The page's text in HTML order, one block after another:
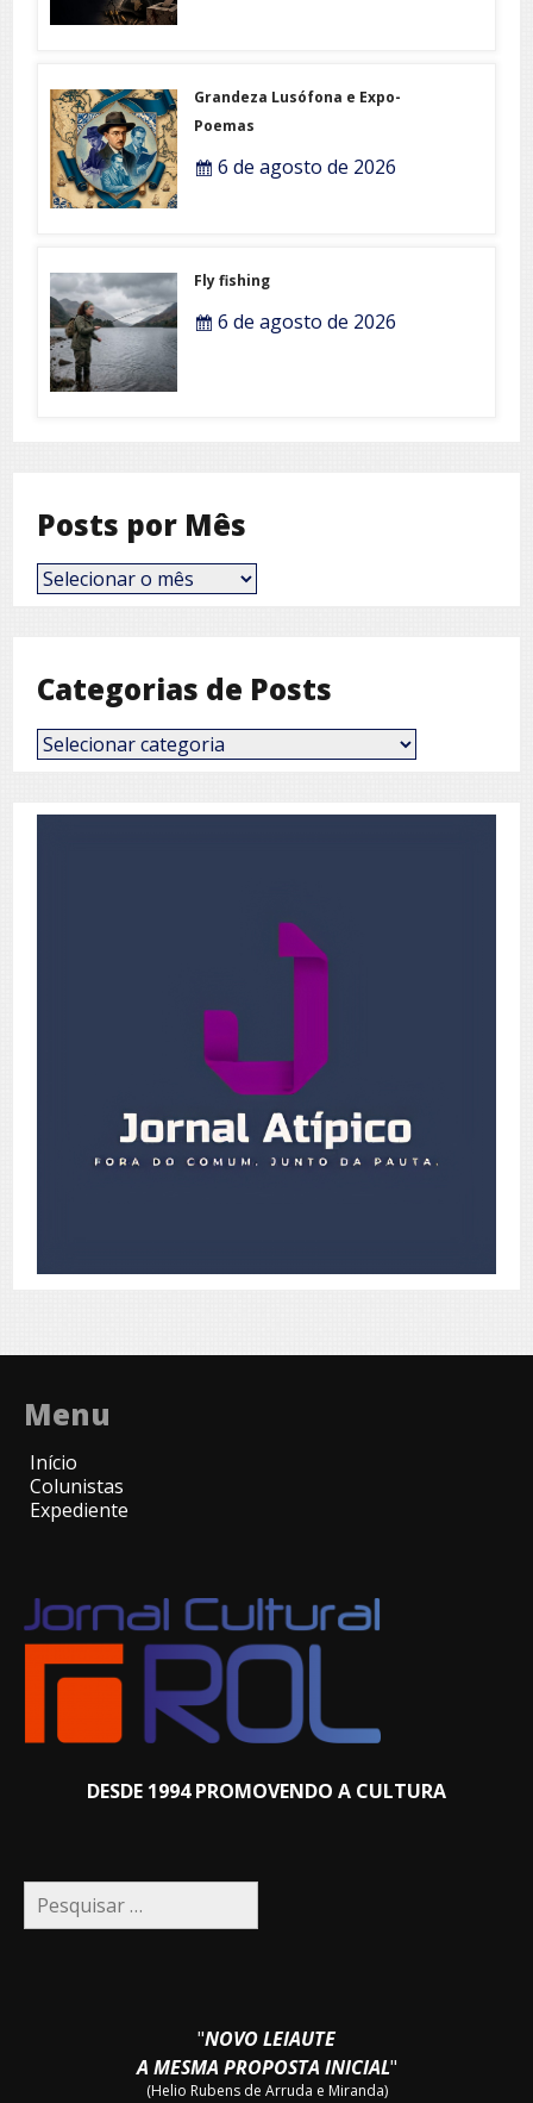
Grandeza Lusófona e Expo-
Poemas
6 de agosto de 2026
Fly fishing
6 de agosto de 2026
Posts por Mês
Posts
por
Categorias de Posts
Categorias
de
Menu
Início
Colunistas
Expediente
DESDE 1994 PROMOVENDO A CULTURA
Pesquisar
por:
"NOVO LEIAUTE
A MESMA PROPOSTA INICIAL"
(Helio Rubens de Arruda e Miranda)